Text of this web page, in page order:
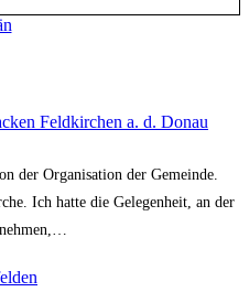
Feldkirchen a. d. Donau
der Organisation der Gemeinde.
Ich hatte die Gelegenheit, an der